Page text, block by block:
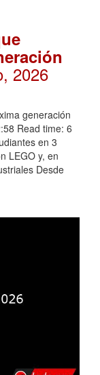
2026
generación
Read time: 6
en 3
LEGO y, en
Desde